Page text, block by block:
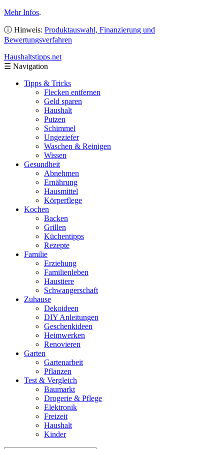
Mehr Infos.
ⓘ Hinweis: Produktauswahl, Finanzierung und
Bewertungsverfahren
Haushaltstipps.net
☰ Navigation
Tipps & Tricks
Flecken entfernen
Geld sparen
Haushalt
Putzen
Schimmel
Ungeziefer
Waschen & Reinigen
Wissen
Gesundheit
Abnehmen
Ernährung
Hausmittel
Körperflege
Kochen
Backen
Grillen
Küchentipps
Rezepte
Familie
Erziehung
Familienleben
Haustiere
Schwangerschaft
Zuhause
Dekoideen
DIY Anleitungen
Geschenkideen
Heimwerken
Renovieren
Garten
Gartenarbeit
Pflanzen
Test & Vergleich
Baumarkt
Drogerie & Pflege
Elektronik
Freizeit
Haushalt
Kinder